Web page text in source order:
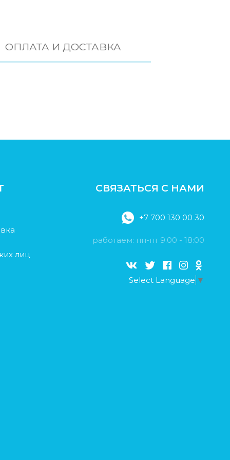
ОПЛАТА И ДОСТАВКА
лиц
СВЯЗАТЬСЯ С НАМИ
+7 700 130 00 30
работаем: пн-пт 9.00 - 18:00
Select Language ▼